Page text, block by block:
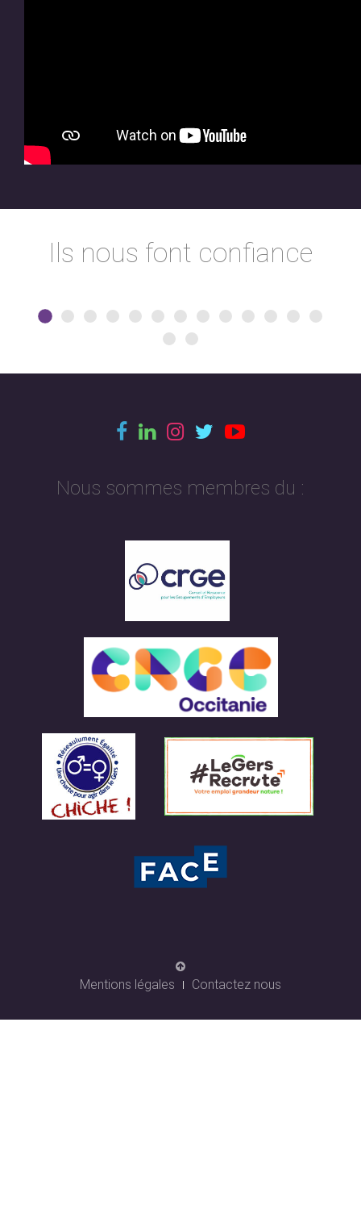
Ils nous font confiance
Nous sommes membres du :
Mentions légales Contactez nous